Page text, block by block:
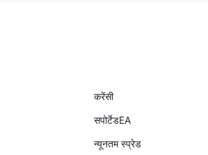
करेंसी
सपोर्टेडEA
न्यूनतम स्प्रेड